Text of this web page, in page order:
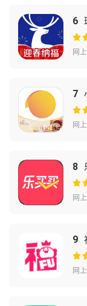
6
网
7
网
8
网
9
网